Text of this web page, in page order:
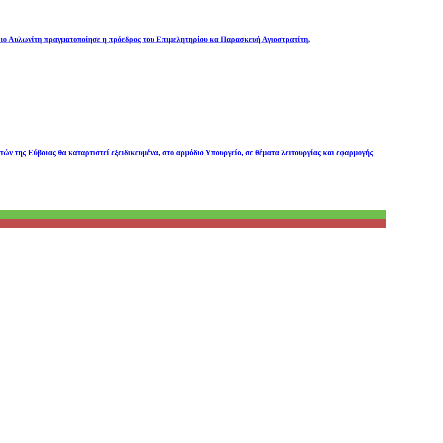
Αυλωνίτη πραγματοποίησε η πρόεδρος του Επιμελητηρίου κα Παρασκευή Αγιοστρατίτη,
της Εύβοιας θα καταρτιστεί εξειδικευμένα, στο αρμόδιο Υπουργείο, σε θέματα λειτουργίας και εφαρμογής